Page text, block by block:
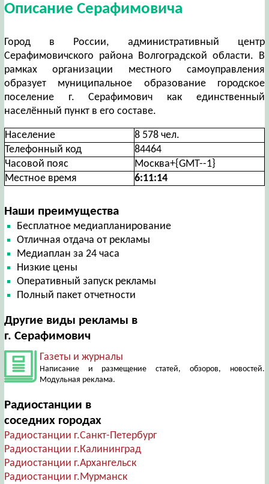
Описание Серафимовича
Город в России, административный центр
Серафимовичского района Волгоградской области. В
рамках организации местного самоуправления
образует муниципальное образование городское
поселение г. Серафимович как единственный
населённый пункт в его составе.
Население
8 578 чел.
Телефонный код
84464
Часовой пояс
Москва+{GMT--1}
Местное время
6:11:15
Наши преимущества
Бесплатное медиапланирование
Отличная отдача от рекламы
Медиаплан за 24 часа
Низкие цены
Оперативный запуск рекламы
Полный пакет отчетности
Другие виды рекламы в
г. Серафимович
Газеты и журналы
Написание и размещение статей, обзоров, новостей.
Модульная реклама.
Радиостанции в
соседних городах
Радиостанции г.Санкт-Петербург
Радиостанции г.Калининград
Радиостанции г.Архангельск
Радиостанции г.Мурманск